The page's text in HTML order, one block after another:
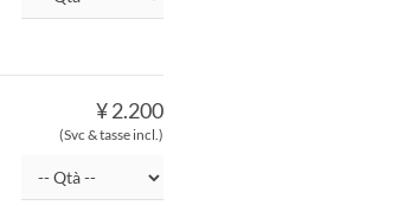
¥ 2.200
(Svc & tasse incl.)